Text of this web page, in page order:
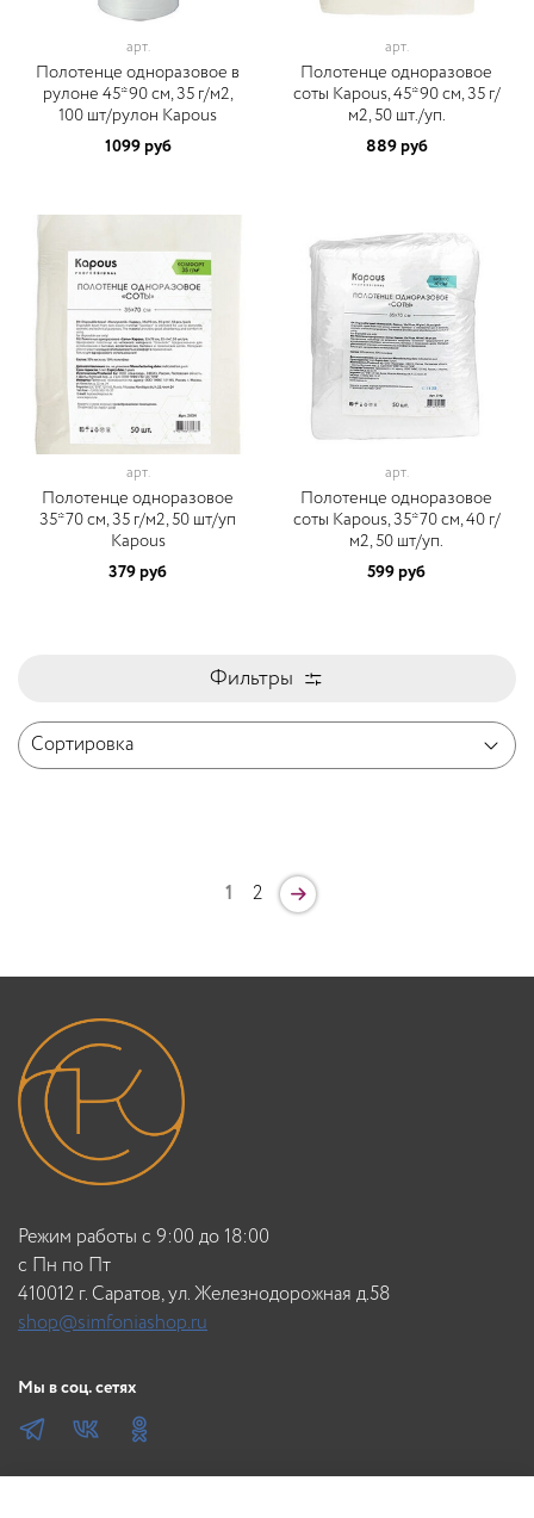
арт.
Полотенце одноразовое в
рулоне 45*90 cм, 35 г/м2,
100 шт/рулон Kapous
1099 руб
арт.
Полотенце одноразовое
соты Kapous, 45*90 cм, 35 г/
м2, 50 шт./уп.
889 руб
арт.
Полотенце одноразовое
35*70 cм, 35 г/м2, 50 шт/уп
Kapous
379 руб
арт.
Полотенце одноразовое
соты Kapous, 35*70 cм, 40 г/
м2, 50 шт/уп.
599 руб
Фильтры
1 2
Режим работы с 9:00 до 18:00
c Пн по Пт
410012 г. Саратов, ул. Железнодорожная д.58
shop@simfoniashop.ru
Мы в соц. сетях